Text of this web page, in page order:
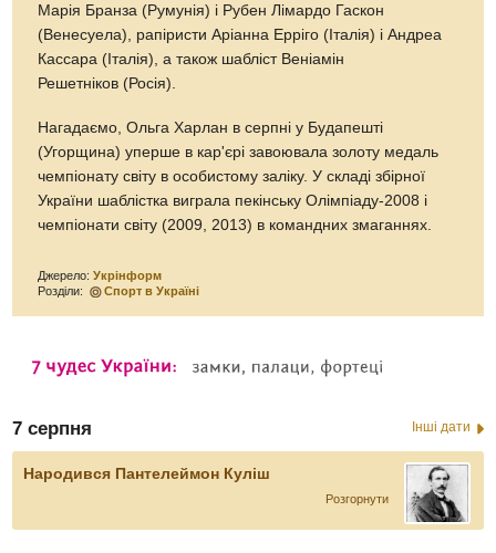
Марія Бранза (Румунія) і Рубен Лімардо Гаскон
(Венесуела), рапіристи Аріанна Ерріго (Італія) і Андреа
Кассара (Італія), а також шабліст Веніамін
Решетніков (Росія).
Нагадаємо, Ольга Харлан в серпні у Будапешті
(Угорщина) уперше в кар'єрі завоювала золоту медаль
чемпіонату світу в особистому заліку. У складі збірної
України шаблістка виграла пекінську Олімпіаду-2008 і
чемпіонати світу (2009, 2013) в командних змаганнях.
Джерело:Укрінформ
Розділи:
Спорт в Україні
7 серпня Інші дати
Народився Пантелеймон Куліш
Розгорнути